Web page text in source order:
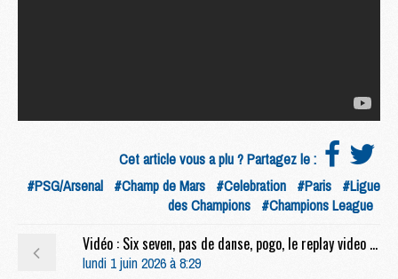
Cet article vous a plu ? Partagez le :
#PSG/Arsenal #Champ de Mars #Celebration #Paris #Ligue
des Champions #Champions League
Vidéo : Six seven, pas de danse, pogo, le replay video des célébrations du PSG au Parc des Princes
lundi 1 juin 2026 à 8:29